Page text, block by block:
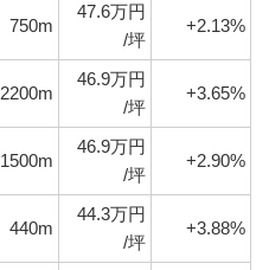
750m
47.6万円
/坪
+2.13%
2200m
46.9万円
/坪
+3.65%
1500m
46.9万円
/坪
+2.90%
440m
44.3万円
/坪
+3.88%